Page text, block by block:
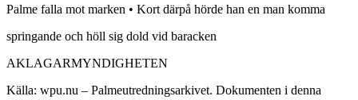
Palme falla mot marken • Kort därpå hörde han en man komma
springande och höll sig dold vid baracken
AKLAGARMYNDIGHETEN
Källa: wpu.nu – Palmeutredningsarkivet. Dokumenten i denna